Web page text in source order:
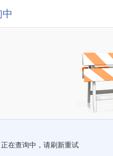
正在查询中，请刷新重试